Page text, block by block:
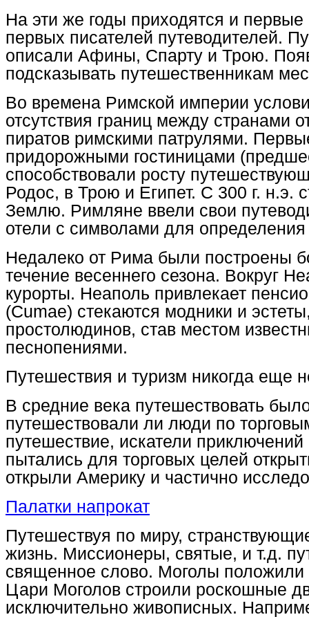
На эти же годы приходятся и
первых писателей путеводителей.
описали Афины, Спарту и Трою.
подсказывать путешественникам
Во времена Римской империи
отсутствия границ между странами
пиратов римскими патрулями.
придорожными гостиницами
способствовали росту
Родос, в Трою и Египет. С 300 г. н.э.
Землю. Римляне ввели свои
отели с символами для определения
Недалеко от Рима были построены
течение весеннего сезона. Вокруг
курорты. Неаполь привлекает
(Cumae) стекаются модники и
простолюдинов, став местом
песнопениями.
Путешествия и туризм никогда еще
В средние века путешествовать
путешествовали ли люди по
путешествие, искатели
пытались для торговых целей
открыли Америку и частично
Палатки напрокат
Путешествуя по миру,
жизнь. Миссионеры, святые, и т.д.
священное слово. Моголы
Цари Моголов строили роскошные
исключительно живописных.